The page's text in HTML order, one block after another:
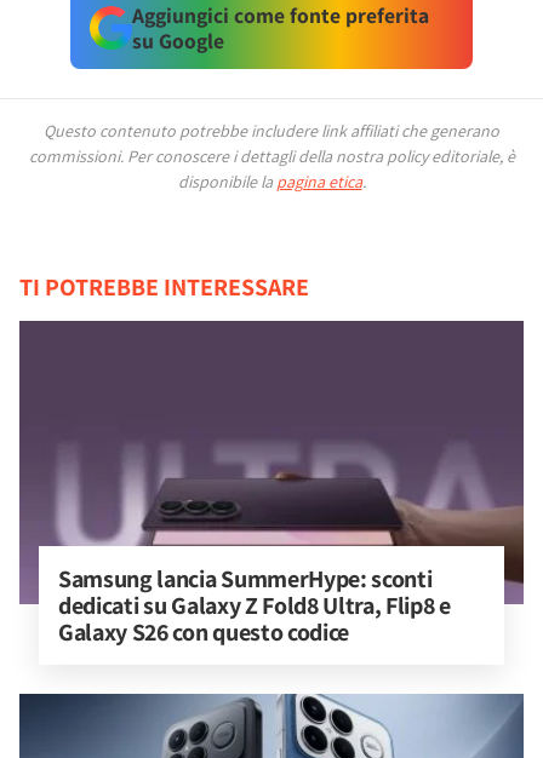
Aggiungici come fonte preferita
su Google
Questo contenuto potrebbe includere link affiliati che generano
commissioni. Per conoscere i dettagli della nostra policy editoriale, è
disponibile la pagina etica.
TI POTREBBE INTERESSARE
Samsung lancia SummerHype: sconti
dedicati su Galaxy Z Fold8 Ultra, Flip8 e
Galaxy S26 con questo codice